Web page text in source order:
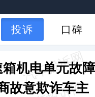
投诉 口碑
机电单元故
故意欺诈车主